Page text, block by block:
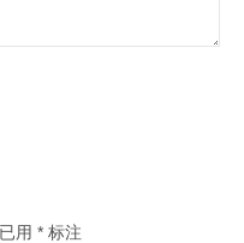
用 * 标注